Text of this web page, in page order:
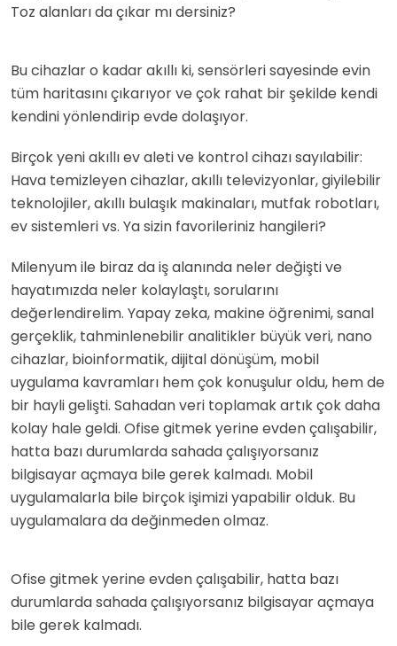
Toz alanları da çıkar mı dersiniz?
Bu cihazlar o kadar akıllı ki, sensörleri sayesinde evin
tüm haritasını çıkarıyor ve çok rahat bir şekilde kendi
kendini yönlendirip evde dolaşıyor.
Birçok yeni akıllı ev aleti ve kontrol cihazı sayılabilir:
Hava temizleyen cihazlar, akıllı televizyonlar, giyilebilir
teknolojiler, akıllı bulaşık makinaları, mutfak robotları,
ev sistemleri vs. Ya sizin favorileriniz hangileri?
Milenyum ile biraz da iş alanında neler değişti ve
hayatımızda neler kolaylaştı, sorularını
değerlendirelim. Yapay zeka, makine öğrenimi, sanal
gerçeklik, tahminlenebilir analitikler büyük veri, nano
cihazlar, bioinformatik, dijital dönüşüm, mobil
uygulama kavramları hem çok konuşulur oldu, hem de
bir hayli gelişti. Sahadan veri toplamak artık çok daha
kolay hale geldi. Ofise gitmek yerine evden çalışabilir,
hatta bazı durumlarda sahada çalışıyorsanız
bilgisayar açmaya bile gerek kalmadı. Mobil
uygulamalarla bile birçok işimizi yapabilir olduk. Bu
uygulamalara da değinmeden olmaz.
Ofise gitmek yerine evden çalışabilir, hatta bazı
durumlarda sahada çalışıyorsanız bilgisayar açmaya
bile gerek kalmadı.